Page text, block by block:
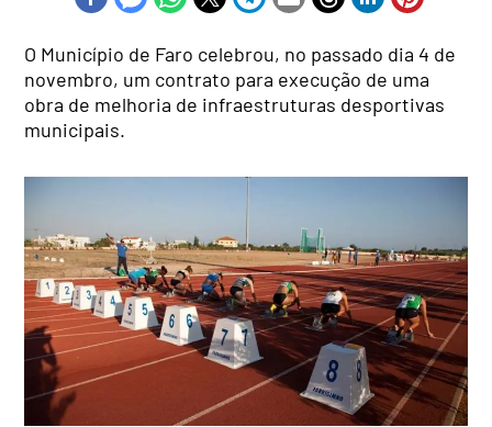
O Município de Faro celebrou, no passado dia 4 de
novembro, um contrato para execução de uma
obra de melhoria de infraestruturas desportivas
municipais.